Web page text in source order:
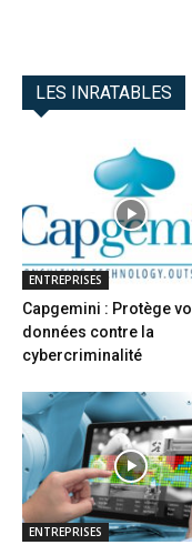
LES INRATABLES
ENTREPRISES
Capgemini : Protège
données contre la
cybercriminalité
ENTREPRISES